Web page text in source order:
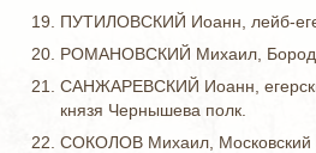
ПУТИЛОВСКИЙ Иоанн, лейб-
РОМАНОВСКИЙ Михаил,
САНЖАРЕВСКИЙ Иоанн,
князя Чернышева полк.
СОКОЛОВ Михаил, Московский